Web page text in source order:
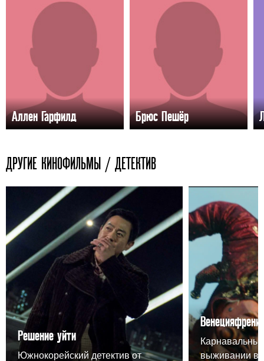
Аллен Гарфилд Брюс Пешёр
ДРУГИЕ КИНОФИЛЬМЫ / ДЕТЕКТИВ
Решение уйти
Южнокорейский детектив от
выживании в